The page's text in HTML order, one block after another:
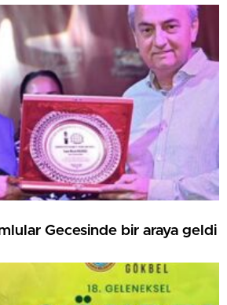
Gecesinde bir araya geldi